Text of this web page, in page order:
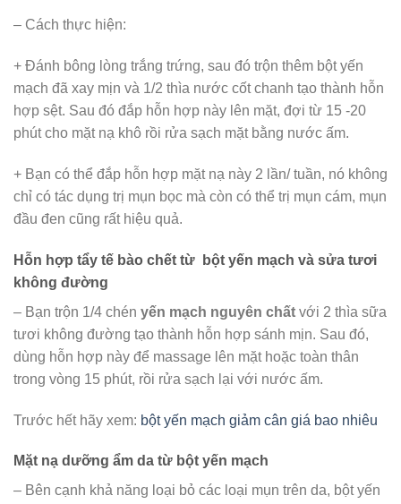
– Cách thực hiện:
+ Đánh bông lòng trắng trứng, sau đó trộn thêm bột yến
mạch đã xay mịn và 1/2 thìa nước cốt chanh tạo thành hỗn
hợp sệt. Sau đó đắp hỗn hợp này lên mặt, đợi từ 15 -20
phút cho mặt nạ khô rồi rửa sạch mặt bằng nước ấm.
+ Bạn có thể đắp hỗn hợp mặt nạ này 2 lần/ tuần, nó không
chỉ có tác dụng trị mụn bọc mà còn có thể trị mụn cám, mụn
đầu đen cũng rất hiệu quả.
Hỗn hợp tẩy tế bào chết từ bột yến mạch và sửa tươi
không đường
– Bạn trộn 1/4 chén yến mạch nguyên chất với 2 thìa sữa
tươi không đường tạo thành hỗn hợp sánh mịn. Sau đó,
dùng hỗn hợp này để massage lên mặt hoặc toàn thân
trong vòng 15 phút, rồi rửa sạch lại với nước ấm.
Trước hết hãy xem: bột yến mạch giảm cân giá bao nhiêu
Mặt nạ dưỡng ẩm da từ bột yến mạch
– Bên cạnh khả năng loại bỏ các loại mụn trên da, bột yến